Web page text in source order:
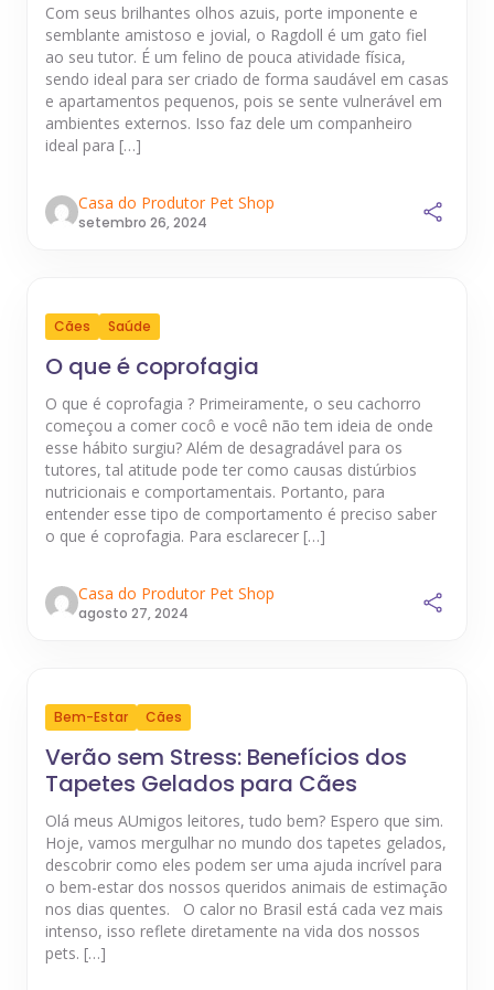
Com seus brilhantes olhos azuis, porte imponente e
semblante amistoso e jovial, o Ragdoll é um gato fiel
ao seu tutor. É um felino de pouca atividade física,
sendo ideal para ser criado de forma saudável em casas
e apartamentos pequenos, pois se sente vulnerável em
ambientes externos. Isso faz dele um companheiro
ideal para […]
Casa do Produtor Pet Shop
setembro 26, 2024
Cães Saúde
O que é coprofagia
O que é coprofagia ? Primeiramente, o seu cachorro
começou a comer cocô e você não tem ideia de onde
esse hábito surgiu? Além de desagradável para os
tutores, tal atitude pode ter como causas distúrbios
nutricionais e comportamentais. Portanto, para
entender esse tipo de comportamento é preciso saber
o que é coprofagia. Para esclarecer […]
Casa do Produtor Pet Shop
agosto 27, 2024
Bem-Estar Cães
Verão sem Stress: Benefícios dos
Tapetes Gelados para Cães
Olá meus AUmigos leitores, tudo bem? Espero que sim.
Hoje, vamos mergulhar no mundo dos tapetes gelados,
descobrir como eles podem ser uma ajuda incrível para
o bem-estar dos nossos queridos animais de estimação
nos dias quentes. O calor no Brasil está cada vez mais
intenso, isso reflete diretamente na vida dos nossos
pets. […]